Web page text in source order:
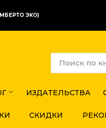
ЭКО)
ИЗДАТЕЛЬСТВА
СКИДКИ